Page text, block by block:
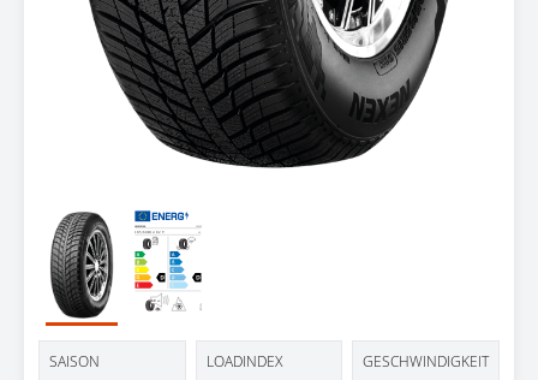
SAISON LOADINDEX GESCHWINDIGKEIT